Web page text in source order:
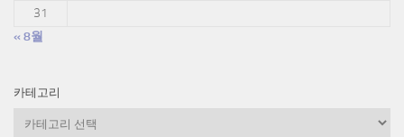
31
« 8월
카테고리